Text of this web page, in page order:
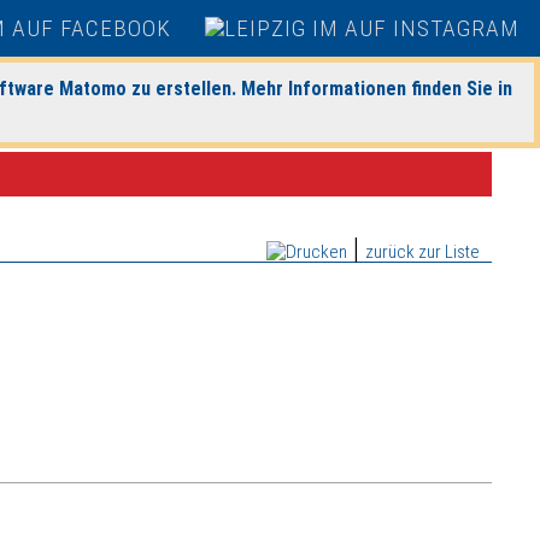
Matomo zu erstellen. Mehr Informationen finden Sie in
zurück zur Liste